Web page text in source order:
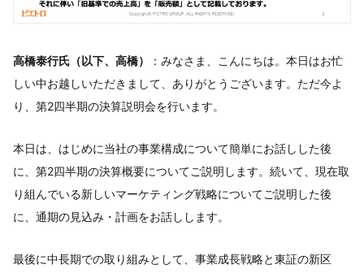
高橋泰行氏（以下、高橋）
：みなさま、こんにちは。本日はお忙
しい中お越しいただきまして、ありがとうございます。ただ今よ
り、第2四半期の決算説明会を行います。
本日は、はじめに当社の事業構成について簡単にお話しした後
に、第2四半期の決算概要についてご説明します。続いて、現在取
り組んでいる新しいマーケティング戦略についてご説明した後
に、通期の見込み・計画をお話しします。
最後に中長期での取り組みとして、事業成長戦略と東証の新区